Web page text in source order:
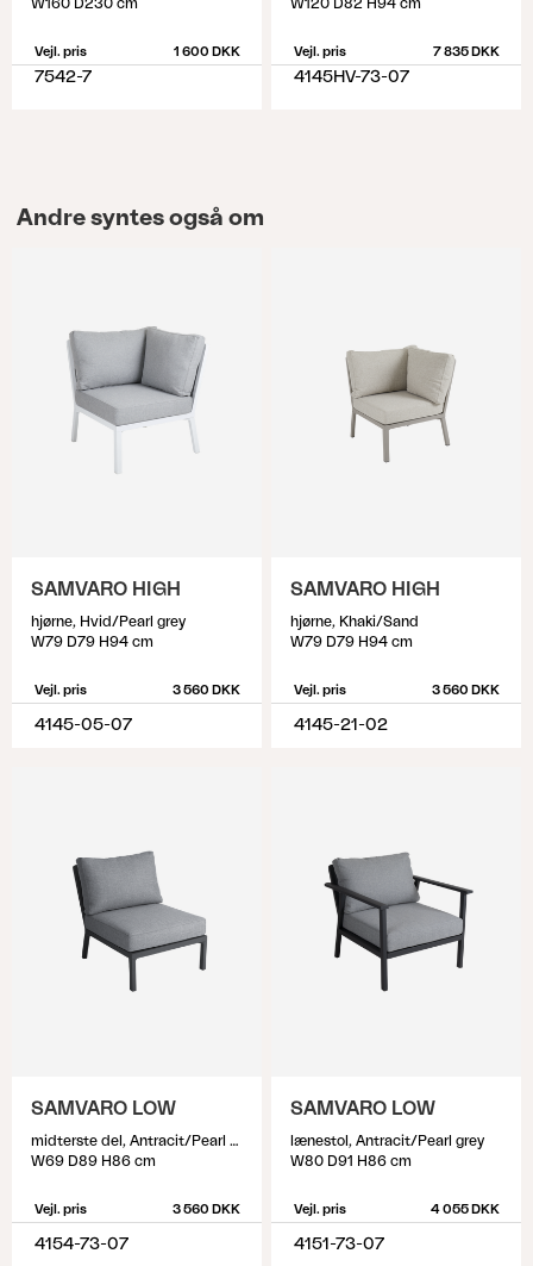
W160 D230 cm
Vejl. pris 1 600 DKK
7542-7
W120 D82 H94 cm
Vejl. pris 7 835 DKK
4145HV-73-07
Andre syntes også om
SAMVARO HIGH
hjørne, Hvid/Pearl grey
W79 D79 H94 cm
Vejl. pris 3 560 DKK
4145-05-07
SAMVARO HIGH
hjørne, Khaki/Sand
W79 D79 H94 cm
Vejl. pris 3 560 DKK
4145-21-02
SAMVARO LOW
midterste del, Antracit/Pearl grey
W69 D89 H86 cm
Vejl. pris 3 560 DKK
4154-73-07
SAMVARO LOW
lænestol, Antracit/Pearl grey
W80 D91 H86 cm
Vejl. pris 4 055 DKK
4151-73-07